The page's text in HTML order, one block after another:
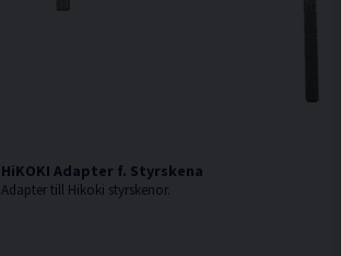
HiKOKI Adapter f. Styrskena
Adapter till Hikoki styrskenor.